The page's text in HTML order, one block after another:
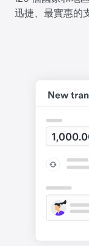
迅捷、最實惠的